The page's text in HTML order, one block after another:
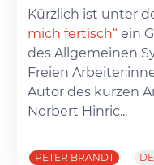
Kürzlich ist unter
mich fertisch“ein
des Allgemeinen
Freien
Autor des kurzen
Norbert Hinric...
PETER BRANDT